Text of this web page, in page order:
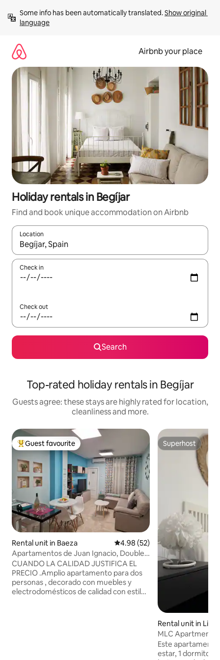
content
Some info has been automatically translated. Show original
language
Airbnb your place
Holiday rentals in Begíjar
Find and book unique accommodation on Airbnb
Location
When results are available, navigate with the up and down
Check in
Check out
Search
Top-rated holiday rentals in Begíjar
Guests agree: these stays are highly rated for location,
cleanliness and more.
Top guest favourite
Guest favourite
Rental unit in Baeza 4.98 out of 5 average rating,
4.98 (52)
Apartamentos de Juan Ignacio, Double
apartment
CUANDO LA CALIDAD JUSTIFICA EL
PRECIO .Amplio apartamento para dos
personas , decorado con muebles y
electrodomésticos de calidad con estilo
Superhost
Superhost
Rental unit in
MLC Apartments
Este apartamento
estar, 1